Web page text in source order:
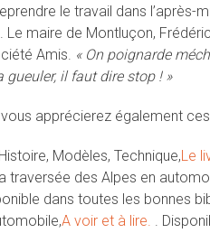
le travail dans l’après-
. Le maire de Montluçon,
Amis. « On poignarde
gueuler, il faut dire stop ! »
apprécierez également
Modèles, Technique,Le
traversée des Alpes en
dans toutes les bonnes
A voir et à lire. .